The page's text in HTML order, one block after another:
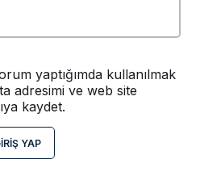
yaptığımda kullanılmak
adresimi ve web site
kaydet.
YAP